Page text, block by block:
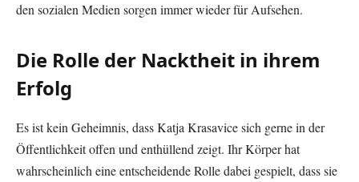
den sozialen Medien sorgen immer wieder für Aufsehen.
Die Rolle der Nacktheit in ihrem
Erfolg
Es ist kein Geheimnis, dass Katja Krasavice sich gerne in der
Öffentlichkeit offen und enthüllend zeigt. Ihr Körper hat
wahrscheinlich eine entscheidende Rolle dabei gespielt, dass sie